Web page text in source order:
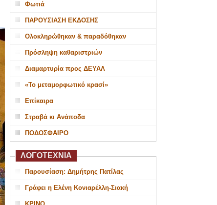
Φωτιά
ΠΑΡΟΥΣΙΑΣΗ ΕΚΔΟΣΗΣ
Ολοκληρώθηκαν & παραδόθηκαν
Πρόσληψη καθαριστριών
Διαμαρτυρία προς ΔΕΥΑΛ
«Το μεταμορφωτικό κρασί»
Επίκαιρα
Στραβά κι Ανάποδα
ΠΟΔΟΣΦΑΙΡΟ
ΛΟΓΟΤΕΧΝΙΑ
Παρουσίαση: Δημήτρης Πατίλας
Γράφει η Ελένη Κονιαρέλλη-Σιακή